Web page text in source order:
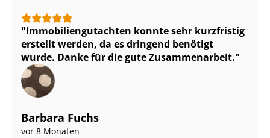
Im­mo­bi­li­en­gut­ach­ten konnte sehr kurzfristig
erstellt werden, da es dringend benötigt
wurde. Danke für die gute Zusammenarbeit.
Barbara Fuchs
vor 8 Monaten